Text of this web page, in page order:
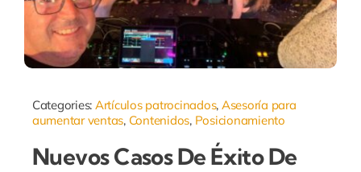
Categories: Artículos patrocinados, Asesoría para
aumentar ventas, Contenidos, Posicionamiento
Nuevos Casos De Éxito De